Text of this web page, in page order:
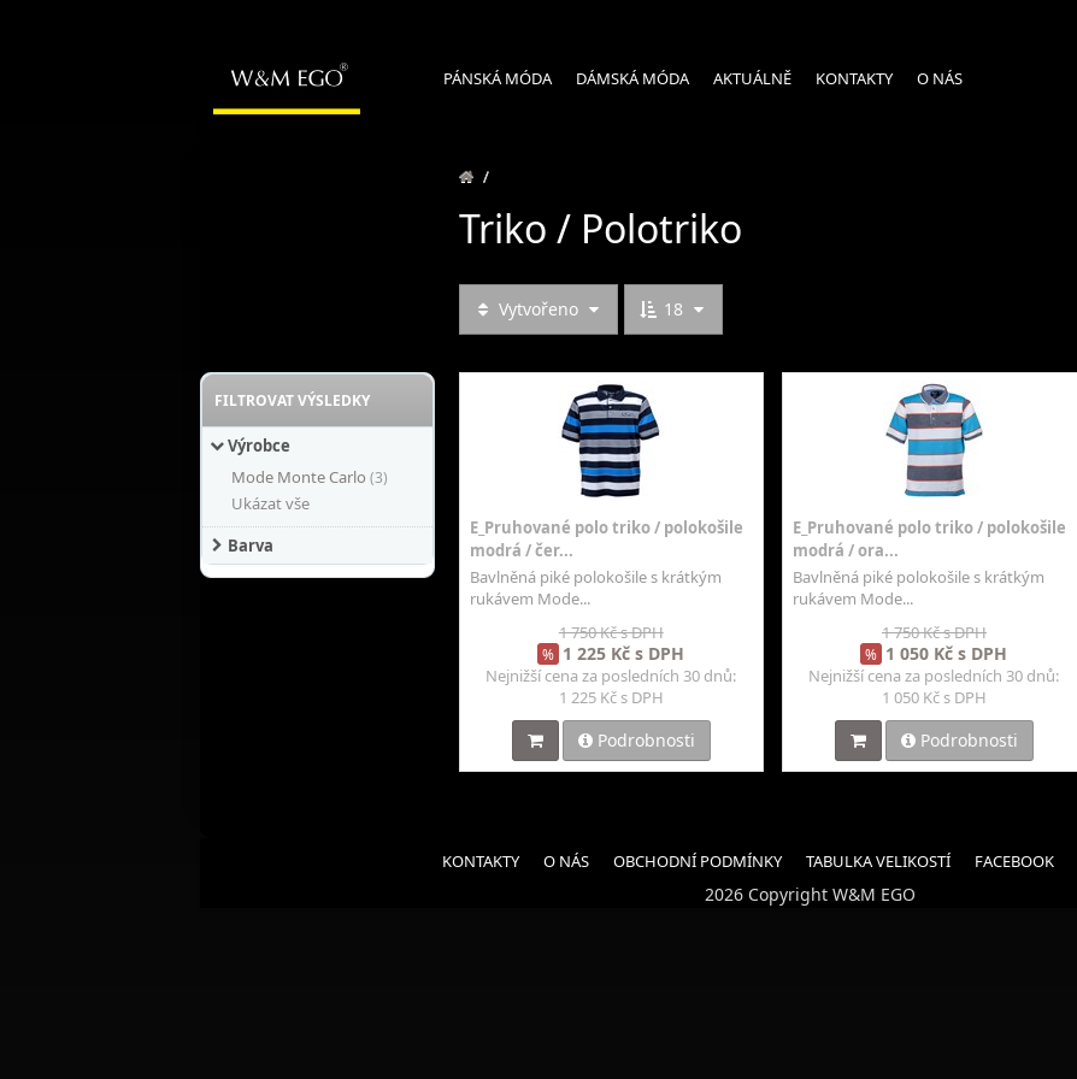
PÁNSKÁ MÓDA DÁMSKÁ MÓDA AKTUÁLNĚ KONTAKTY O NÁS
FILTROVAT VÝSLEDKY
Výrobce
Mode Monte Carlo (3)
Ukázat vše
Barva
/
Triko / Polotriko
Vytvořeno 18
E_Pruhované polo triko / polokošile
modrá / čer...
Bavlněná piké polokošile s krátkým
rukávem Mode...
1 750 Kč s DPH
% 1 225 Kč s DPH
Nejnižší cena za posledních 30 dnů:
1 225 Kč s DPH
Podrobnosti
E_Pruhované polo triko / polokošile
modrá / ora...
Bavlněná piké polokošile s krátkým
rukávem Mode...
1 750 Kč s DPH
% 1 050 Kč s DPH
Nejnižší cena za posledních 30 dnů:
1 050 Kč s DPH
Podrobnosti
KONTAKTY O NÁS OBCHODNÍ PODMÍNKY TABULKA VELIKOSTÍ FACEBOOK
2026 Copyright W&M EGO